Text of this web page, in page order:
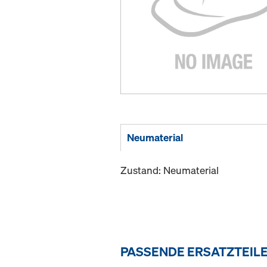
Neumaterial
Zustand: Neumaterial
PASSENDE ERSATZTEILE